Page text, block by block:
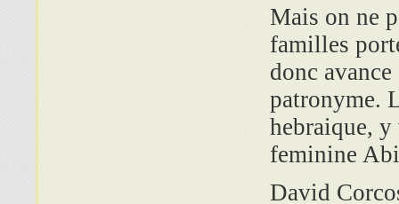
Mais on ne
familles
donc
patronyme.
hebraique,
feminine
David